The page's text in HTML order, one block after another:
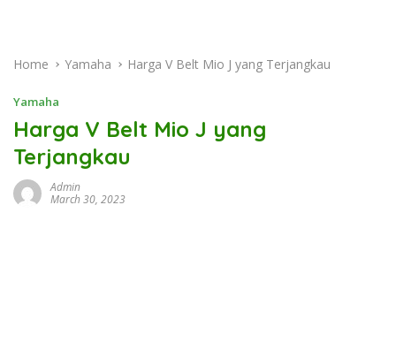
Home Yamaha Harga V Belt Mio J yang Terjangkau
Yamaha
Harga V Belt Mio J yang
Terjangkau
Admin
March 30, 2023